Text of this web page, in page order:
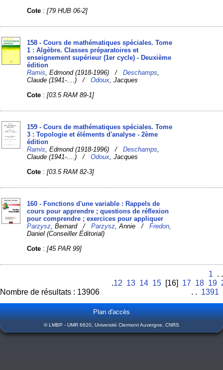
Cote :[79 HUB 06-2]
158 - Cours de mathématiques spéciales. Tome
1 : Algèbre. Classes préparatoires et
enseignement supérieur (1er cycle) - Deuxième
édition
Ramis , Edmond (1918-1996) /Deschamps
Claude (1941-....) /Odoux , Jacques
Cote :[03.5 RAM 89-1]
159 - Cours de mathématiques spéciales. Tome
3 : Topologie et éléments d'analyse - 2ème
édition
Ramis , Edmond (1918-1996) /Deschamps
Claude (1941-....) /Odoux , Jacques
Cote :[03.5 RAM 82-3]
160 - Fonctions d'une variable : Rappels de
cours pour apprendre ; questions de réflexion
pour comprendre ; exercices pour appliquer
Parzysz , Bernard /Parzysz , Annie /Fredon
Daniel (Conseiller Éditorial)
Cote :[45 PAR 99]
Nombre de résultats : 13906
1 . .
.12 13 14 15 [16] 17 18 19
. . 1391
Plan d'accès
© LMBP - UMR 6620, Université Clermont Auvergne, CNRS